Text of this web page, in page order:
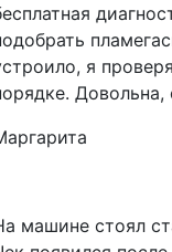
я
Довольна,
машине стоял